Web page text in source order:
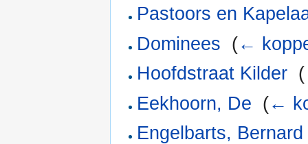
Pastoors en
Dominees (←
Hoofdstraat Kilder (
Eekhoorn, De (←
Engelbarts, Bernard